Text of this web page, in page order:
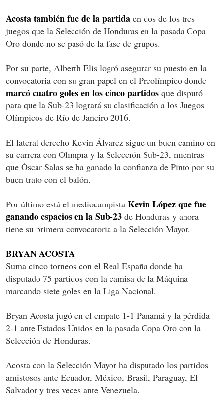
Acosta también fue de la partida en dos de los tres
juegos que la Selección de Honduras en la pasada Copa
Oro donde no se pasó de la fase de grupos.
Por su parte, Alberth Elis logró asegurar su puesto en la
convocatoria con su gran papel en el Preolímpico donde
marcó cuatro goles en los cinco partidos que disputó
para que la Sub-23 logrará su clasificación a los Juegos
Olímpicos de Río de Janeiro 2016.
El lateral derecho Kevin Álvarez sigue un buen camino en
su carrera con Olimpia y la Selección Sub-23, mientras
que Óscar Salas se ha ganado la confianza de Pinto por su
buen trato con el balón.
Por último está el mediocampista Kevin López que fue
ganando espacios en la Sub-23 de Honduras y ahora
tiene su primera convocatoria a la Selección Mayor.
BRYAN ACOSTA
Suma cinco torneos con el Real España donde ha
disputado 75 partidos con la camisa de la Máquina
marcando siete goles en la Liga Nacional.
Bryan Acosta jugó en el empate 1-1 Panamá y la pérdida
2-1 ante Estados Unidos en la pasada Copa Oro con la
Selección de Honduras.
Acosta con la Selección Mayor ha disputado los partidos
amistosos ante Ecuador, México, Brasil, Paraguay, El
Salvador y tres veces ante Venezuela.